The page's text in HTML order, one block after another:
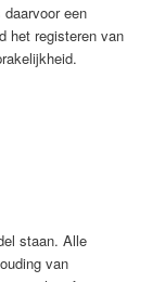
een
het registeren van
staan. Alle
van